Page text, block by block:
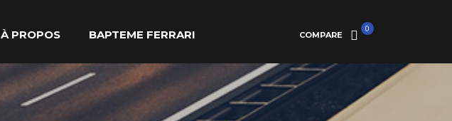
COMPARE
0
À PROPOS BAPTEME FERRARI